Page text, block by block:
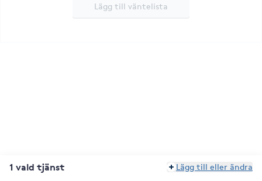
Lägg till väntelista
1 vald tjänst Lägg till eller ändra